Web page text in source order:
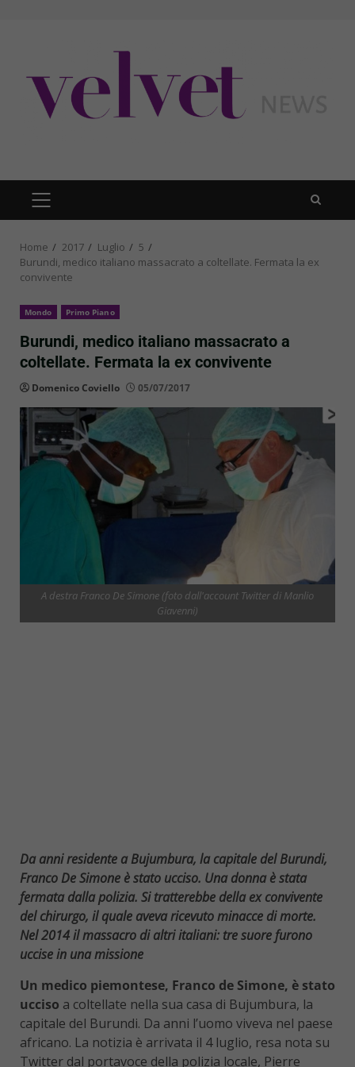
PRIMARY
MENU
Home 2017 Luglio
5
Burundi, medico italiano massacrato a coltellate. Fermata la ex
convivente
Mondo Primo Piano
Burundi, medico italiano massacrato a
coltellate. Fermata la ex convivente
Domenico Coviello 05/07/2017
A destra Franco De Simone (foto dall'account Twitter di Manlio
Giavenni)
Da anni residente a Bujumbura, la capitale del Burundi,
Franco De Simone è stato ucciso. Una donna è stata
fermata dalla polizia. Si tratterebbe della ex convivente
del chirurgo, il quale aveva ricevuto minacce di morte.
Nel 2014 il massacro di altri italiani: tre suore furono
uccise in una missione
Un medico piemontese, Franco de Simone, è stato
ucciso a coltellate nella sua casa di Bujumbura, la
capitale del Burundi. Da anni l’uomo viveva nel paese
africano. La notizia è arrivata il 4 luglio, resa nota su
Twitter dal portavoce della polizia locale, Pierre